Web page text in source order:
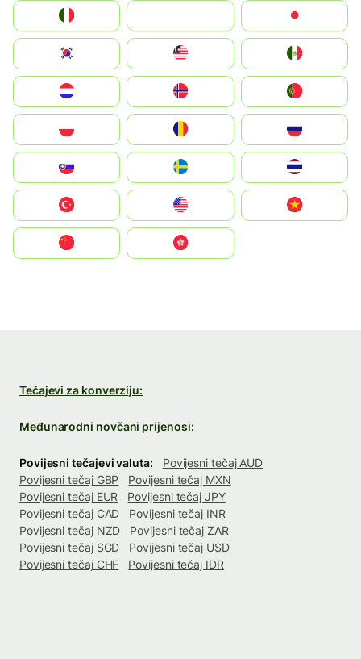
South Korea
United States
中國香港特別行政區
Tečajevi za konverziju:
Međunarodni novčani prijenosi:
Povijesni tečajevi valuta:
Povijesni tečaj AUD
Povijesni tečaj GBP
Povijesni tečaj MXN
Povijesni tečaj EUR
Povijesni tečaj JPY
Povijesni tečaj CAD
Povijesni tečaj INR
Povijesni tečaj NZD
Povijesni tečaj ZAR
Povijesni tečaj SGD
Povijesni tečaj USD
Povijesni tečaj CHF
Povijesni tečaj IDR